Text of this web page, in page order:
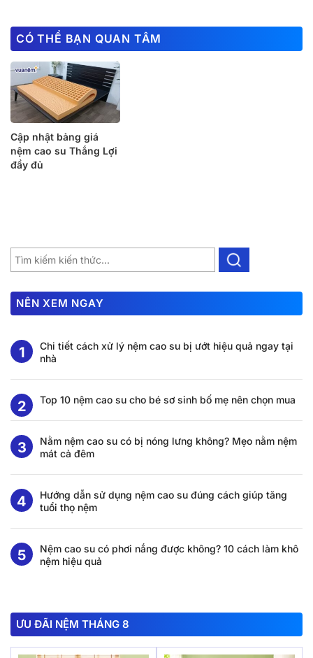
CÓ THỂ BẠN QUAN TÂM
Cập nhật bảng giá
nệm cao su Thắng Lợi
đầy đủ
NÊN XEM NGAY
Chi tiết cách xử lý nệm cao su bị ướt hiệu quả ngay tại
nhà
Top 10 nệm cao su cho bé sơ sinh bố mẹ nên chọn mua
Nằm nệm cao su có bị nóng lưng không? Mẹo nằm nệm
mát cả đêm
Hướng dẫn sử dụng nệm cao su đúng cách giúp tăng
tuổi thọ nệm
Nệm cao su có phơi nắng được không? 10 cách làm khô
nệm hiệu quả
ƯU ĐÃI NỆM THÁNG 8